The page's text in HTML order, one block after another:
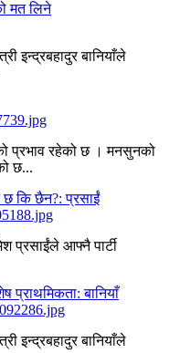
मत लिने
इन्द्रबहादुर बानियाँले
प्रभाव रहेको छ । मनसुनको
छ...
छ कि छैन?: प्रसाईं
प्रसाईंले आफ्नै पार्टी
प्राथमिकता: बानियाँ
इन्द्रबहादुर बानियाँले